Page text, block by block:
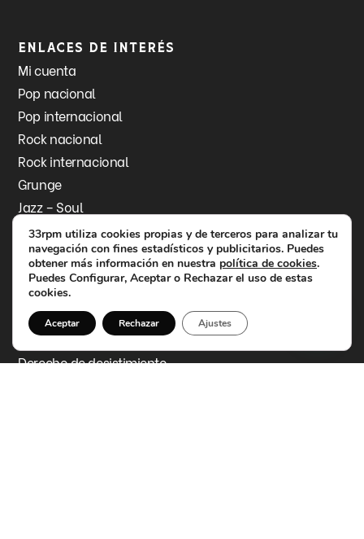
Enlaces de interés
Mi cuenta
Pop nacional
Pop internacional
Rock nacional
Rock internacional
Grunge
Jazz – Soul
Contacto
Información legal
Aviso legal
Política de privacidad
Política de cookies
Política de devoluciones y reembolsos
Derecho de desistimiento
33rpm utiliza cookies propias y de terceros para analizar tu
navegación con fines estadísticos y publicitarios. Puedes
obtener más información en nuestra política de cookies.
Puedes Configurar, Aceptar o Rechazar el uso de estas
cookies.
Aceptar Rechazar Ajustes